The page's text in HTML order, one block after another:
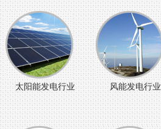
太阳能发电行业 风能发电行业